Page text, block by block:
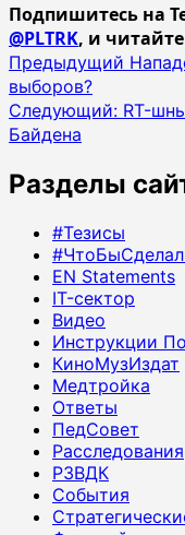
Подпишитесь на
@PLTRK, и
Навигация
записи
Предыдущий
выборов?
Следующий: RT-
Байдена
Разделы
#Тезисы
EN Statements
IT-сектор
Видео
Инструкции
КиноМузИздат
Медтройка
Ответы
ПедСовет
Расследования
РЗВДК
События